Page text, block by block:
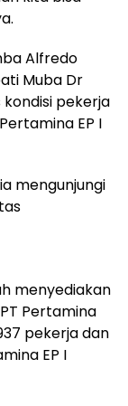
Alfredo
Muba Dr
pekerja
EP I
mengunjungi
menyediakan
Pertamina
pekerja dan
EP I